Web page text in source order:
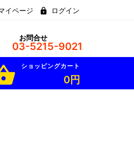
イページ ログイン
お問合せ
03-5215-9021
ショッピングカート
0円